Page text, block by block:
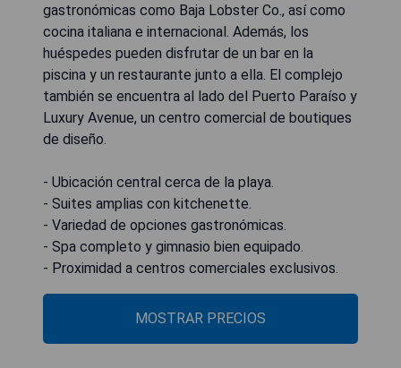
gastronómicas como Baja Lobster Co., así como
cocina italiana e internacional. Además, los
huéspedes pueden disfrutar de un bar en la
piscina y un restaurante junto a ella. El complejo
también se encuentra al lado del Puerto Paraíso y
Luxury Avenue, un centro comercial de boutiques
de diseño.
- Ubicación central cerca de la playa.
- Suites amplias con kitchenette.
- Variedad de opciones gastronómicas.
- Spa completo y gimnasio bien equipado.
- Proximidad a centros comerciales exclusivos.
MOSTRAR PRECIOS